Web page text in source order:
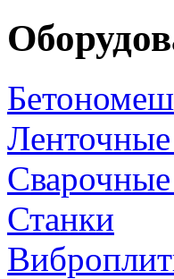
Станки